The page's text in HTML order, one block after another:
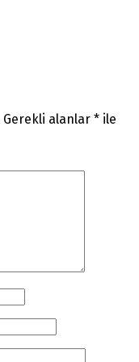
Gerekli alanlar * ile